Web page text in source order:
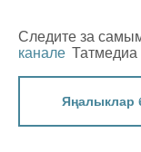
Следите за
канале Татмедиа
Яңалыклар